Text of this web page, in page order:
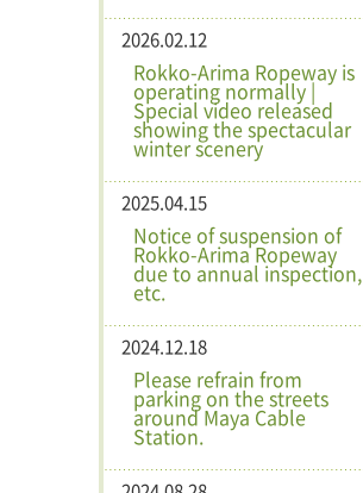
2026.02.12
Rokko-Arima Ropeway is
operating normally |
Special video released
showing the spectacular
winter scenery
2025.04.15
Notice of suspension of
Rokko-Arima Ropeway
due to annual inspection,
etc.
2024.12.18
Please refrain from
parking on the streets
around Maya Cable
Station.